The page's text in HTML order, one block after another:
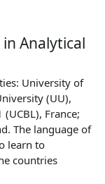
Analytical
University of
(UU),
France;
The language of
learn to
countries